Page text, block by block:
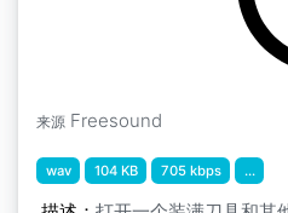
来源 Freesound
wav 104 KB 705 kbps ...